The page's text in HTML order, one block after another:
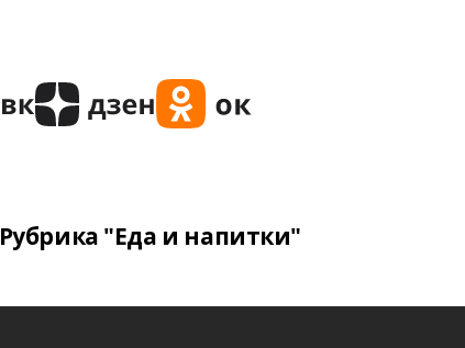
Рубрика "Еда и напитки"